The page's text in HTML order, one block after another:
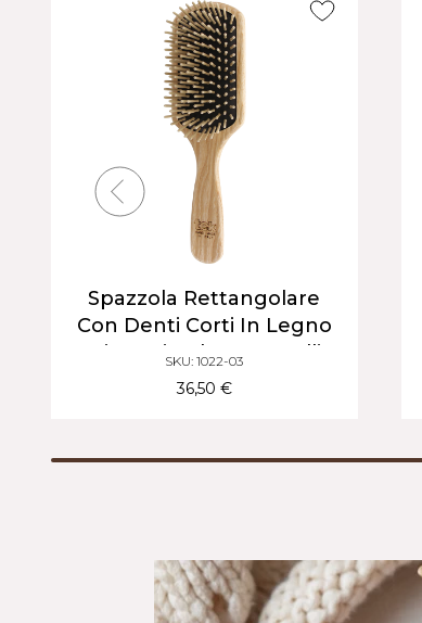
Spazzola Rettangolare
Con Denti Corti In Legno
Di Carpino | Per Capelli
Da Corti A Medi
SKU: 1022-03
36,50 €